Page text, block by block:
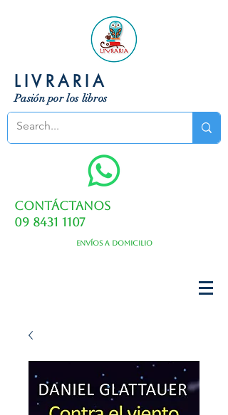
LIVRARIA
Pasión por los libros
Contáctanos
09 8431 1107
Envíos a domicilio